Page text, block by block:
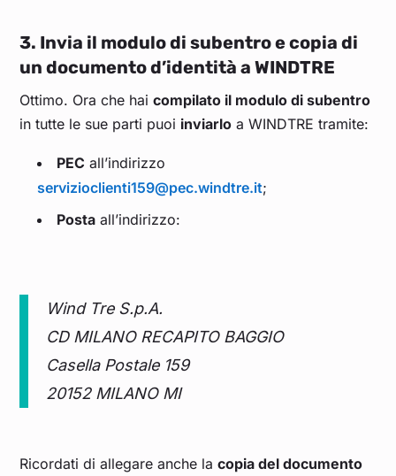
3. Invia il modulo di subentro e copia di
un documento d’identità a WINDTRE
Ottimo. Ora che haicompilato il modulo di subentro
in tutte le sue parti puoi inviarlo a WINDTRE tramite:
PEC all’indirizzo
servizioclienti159@pec.windtre.it;
Posta all’indirizzo:
Wind Tre S.p.A.
CD MILANO RECAPITO BAGGIO
Casella Postale 159
20152 MILANO MI
Ricordati di allegare anche lacopia del documento